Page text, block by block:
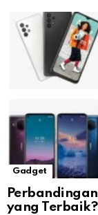
Gadget
yang Terbaik?